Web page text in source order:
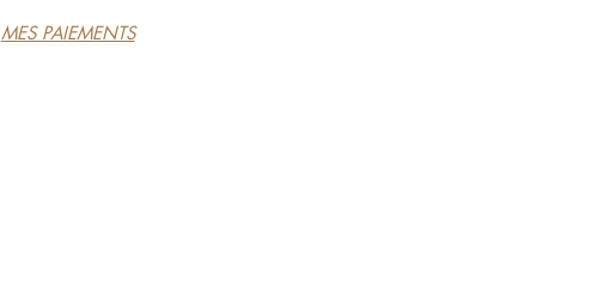
MES PAIEMENTS